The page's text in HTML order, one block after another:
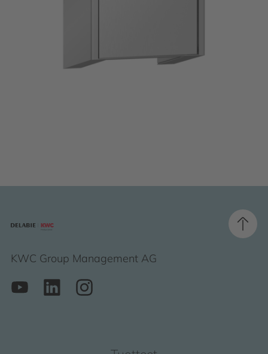
KWC Group Management AG